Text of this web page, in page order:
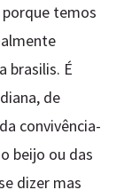
temos
brasilis. É
de
convivência-
beijo ou das
dizer mas